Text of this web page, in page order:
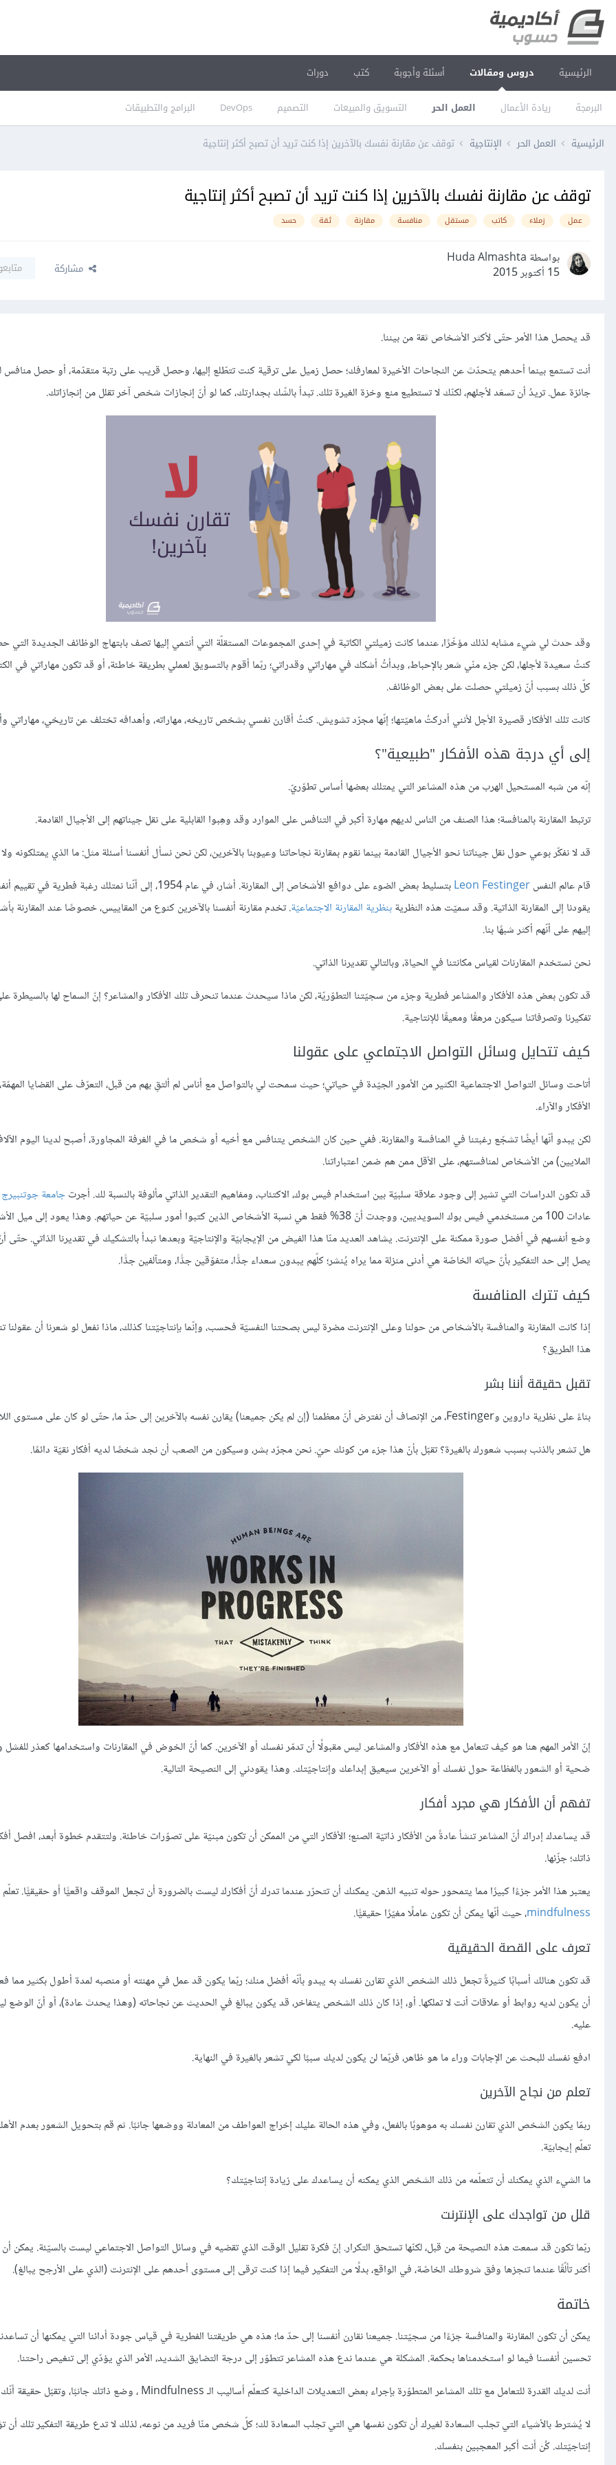
الرئيسية دروس ومقالات
البرمجة ريادة الأعمال العمل الحر التسويق والمبيعات التصميم DevOps البرامج والتطبيقات
أسئلة وأجوبة كتب دورات
الرئيسية العمل الحر الإنتاجية توقف عن مقارنة نفسك بالآخرين إذا كنت تريد أن تصبح أكثر إنتاجية
توقف عن مقارنة نفسك بالآخرين إذا كنت تريد أن تصبح أكثر إنتاجية
عمل زملاء كاتب مستقل منافسة مقارنة ثقة حسد
بواسطة Huda Almashta
15 أكتوبر 2015
مشاركة
قد يحصل هذا الأمر حتّى لأكثر الأشخاص ثقة من بيننا.
أنت تستمع بينما أحدهم يتحدّث عن النجاحات الأخيرة لمعارفك؛ حصل زميل على ترقية كنت تتطّلع إليها، وحصل قريب على رتبة متقدّمة، أو حصل
جائزة عمل. تريدُ أن تسعَد لأجلهم، لكنّك لا تستطيع منع وخزة الغيرة تلك. تبدأ بالشّك بجدارتك، كما لو أنّ إنجازات شخص آخر تقلل من إنجازاتك.
وقد حدث لي شيء مشابه لذلك مؤخّرًا، عندما كانت زميلتي الكاتبة في إحدى المجموعات المستقلّة التي أنتمي إليها تصف بابتهاج الوظائف الجديدة التي
كنتُ سعيدة لأجلها، لكن جزء منّي شعر بالإحباط، وبدأتُ أشكك في مهاراتي وقدراتي؛ ربّما أقوم بالتسويق لعملي بطريقة خاطئة، أو قد تكون مهاراتي في
كلّ ذلك بسبب أنّ زميلتي حصلت على بعض الوظائف.
كانت تلك الأفكار قصيرة الأجل لأنني أدركتُ ماهيّتها؛ إنّها مجرّد تشويش. كنتُ أقارن نفسي بشخص تاريخه، مهاراته، وأهدافه تختلف عن تاريخي، مهاراتي
إلى أي درجة هذه الأفكار "طبيعية"؟
إنّه من شبه المستحيل الهرب من هذه المشاعر التي يمتلك بعضها أساس تطوّريّ.
ترتبط المقارنة بالمنافسة؛ هذا الصنف من الناس لديهم مهارة أكبر في التنافس على الموارد وقد وهِبوا القابلية على نقل جيناتهم إلى الأجيال القادمة.
قد لا نفكّر بوعي حول نقل جيناتنا نحو الأجيال القادمة بينما نقوم بمقارنة نجاحاتنا وعيوبنا بالآخرين، لكن نحن نسأل أنفسنا أسئلة مثل: ما الذي يمتلكونه
قام عالم النفسLeon Festinger
بتسليط بعض الضوء على دوافع الأشخاص إلى المقارنة. أشار، في عام 1954، إلى أنّنا نمتلك رغبة
يقودنا إلى المقارنة الذاتية. وقد سميّت هذه النظريةبنظرية المقارنة الاجتماعيّة. تخدم مقارنة أنفسنا بالآخرين كنوع من المقاييس، خصوصًا عند المقارنة
إليهم على أنّهم أكثر شبهًا بنا.
نحن نستخدم المقارنات لقياس مكانتنا في الحياة، وبالتالي تقديرنا الذاتي.
قد تكون بعض هذه الأفكار والمشاعر فطرية وجزء من سجيّتنا التطوّريّة، لكن ماذا سيحدث عندما تنحرف تلك الأفكار والمشاعر؟ إنّ السماح لها بالسيطرة
تفكيرنا وتصرفاتنا سيكون مرهقًا ومعيقًا للإنتاجية.
كيف تتحايل وسائل التواصل الاجتماعي على عقولنا
أتاحت وسائل التواصل الاجتماعية الكثير من الأمور الجيّدة في حياتي؛ حيث سمحت لي بالتواصل مع أناس لم ألتقِ بهم من قبل، التعرّف على القضايا
الأفكار والآراء.
لكن يبدو أنّها أيضًا تشجّع رغبتنا في المنافسة والمقارنة. ففي حين كان الشخص يتنافس مع أخيه أو شخص ما في الغرفة المجاورة، أصبح لدينا اليوم
الملايين) من الأشخاص لمنافستهم، على الأقل ممن هم ضمن اعتباراتنا.
قد تكون الدراسات التي تشير إلى وجود علاقة سلبيّة بين استخدام فيس بوك، الاكتئاب، ومفاهيم التقدير الذاتي مألوفة بالنسبة لك. أجرتجامعة
عادات 100 من مستخدمي فيس بوك السويديين، ووجدت أنّ 38% فقط هي نسبة الأشخاص الذين كتبوا أمور سلبيّة عن حياتهم. وهذا يعود إلى
وضع أنفسهم في أفضل صورة ممكنة على الإنترنت. يشاهد العديد منّا هذا الفيض من الإيجابيّة والإنتاجيّة وبعدها نبدأ بالتشكيك في تقديرنا الذاتي. حتّى
يصل إلى حد التفكير بأنّ حياته الخاصّة هي أدنى منزلة مما يراه يُنشر؛ كلّهم يبدون سعداء جدًّا، متفوّقين جدًّا، ومتآلفين جدًّا.
كيف تترك المنافسة
إذا كانت المقارنة والمنافسة بالأشخاص من حولنا وعلى الإنترنت مضرة ليس بصحتنا النفسيّة فحسب، وإنّما بإنتاجيّتنا كذلك، ماذا نفعل لو شعرنا أن عقولنا
هذا الطريق؟
تقبل حقيقة أننا بشر
بناءً على نظرية داروين وFestinger، من الإنصاف أن نفترض أنّ معظمنا (إن لم يكن جميعنا) يقارن نفسه بالآخرين إلى حدّ ما، حتّى لو كان على مستوى اللاوعي فقط.
هل تشعر بالذنب بسبب شعورك بالغيرة؟ تقبّل بأنّ هذا جزء من كونك حيّ. نحن مجرّد بشر، وسيكون من الصعب أن نجد شخصًا لديه أفكار نقيّة دائمًا.
إنّ الأمر المهم هنا هو كيف تتعامل مع هذه الأفكار والمشاعر. ليس مقبولًا أن تدمّر نفسك أو الآخرين. كما أنّ الخوض في المقارنات واستخدامها كعذر للفشل
ضحية أو الشعور بالفظاعة حول نفسك أو الآخرين سيعيق إبداعك وإنتاجيّتك. وهذا يقودني إلى النصيحة التالية.
تفهم أن الأفكار هي مجرد أفكار
قد يساعدك إدراك أنّ المشاعر تنشأ عادةً من الأفكار ذاتيّة الصنع؛ الأفكار التي من الممكن أن تكون مبنيّة على تصوّرات خاطئة. ولتتقدم خطوة أبعد، افصل
ذاتك؛ جزّئها.
يعتبر هذا الأمر جزءًا كبيرًا مما يتمحور حوله تنبيه الذهن. يمكنك أن تتحرّر عندما تدرك أنّ أفكارك ليست بالضرورة أن تجعل الموقف واقعيًّا أو حقيقيًّا. تعلّم
mindfulness، حيث أنّها يمكن أن تكون عاملًا مغيّرًا حقيقيًّا.
تعرف على القصة الحقيقية
قد تكون هنالك أسبابًا كثيرةً تجعل ذلك الشخص الذي تقارن نفسك به يبدو بأنّه أفضل منك؛ ربّما يكون قد عمل في مهنته أو منصبه لمدة أطول بكثير مما
أن يكون لديه روابط أو علاقات أنت لا تملكها. أو، إذا كان ذلك الشخص يتفاخر، قد يكون يبالغ في الحديث عن نجاحاته (وهذا يحدث عادة)، أو أنّ الوضع
عليه.
ادفع نفسك للبحث عن الإجابات وراء ما هو ظاهر، فربّما لن يكون لديك سببًا لكي تشعر بالغيرة في النهاية.
تعلم من نجاح الآخرين
ربمّا يكون الشخص الذي تقارن نفسك به موهوبًا بالفعل، وفي هذه الحالة عليك إخراج العواطف من المعادلة ووضعها جانبًا. ثم قم بتحويل الشعور بعدم
تعلّم إيجابيّة.
ما الشيء الذي يمكنك أن تتعلّمه من ذلك الشخص الذي يمكنه أن يساعدك على زيادة إنتاجيّتك؟
قلل من تواجدك على الإنترنت
ربّما تكون قد سمعت هذه النصيحة من قبل، لكنّها تستحق التكرار. إنّ فكرة تقليل الوقت الذي تقضيه في وسائل التواصل الاجتماعي ليست بالسيّئة. يمكن أن
أكثر تألّقًا عندما تنجزها وفق شروطك الخاصّة، في الواقع، بدلًا من التفكير فيما إذا كنت ترقى إلى مستوى أحدهم على الإنترنت (الذي على الأرجح يبالغ).
خاتمة
يمكن أن تكون المقارنة والمنافسة جزءًا من سجيّتنا. جميعنا نقارن أنفسنا إلى حدّ ما؛ هذه هي طريقتنا الفطرية في قياس جودة أدائنا التي يمكنها أن
تحسين أنفسنا فيما لو استخدمناها بحكمة. المشكلة هي عندما ندع هذه المشاعر تتطوّر إلى درجة التضايق الشديد، الأمر الذي يؤدّي إلى تنغيص راحتنا.
أنت لديك القدرة للتعامل مع تلك المشاعر المتطوّرة بإجراء بعض التعديلات الداخلية كتعلّم أساليب الـ Mindfulness ، وضع ذاتك جانبًا، وتقبّل حقيقة أنّك بشر.
لا يُشترط بالأشياء التي تجلب السعادة لغيرك أن تكون نفسها هي التي تجلب السعادة لك؛ كلّ شخص منّا فريد من نوعه، لذلك لا تدع طريقة التفكير تلك أن
إنتاجيّتك. كُن أنت أكبر المعجبين بنفسك.